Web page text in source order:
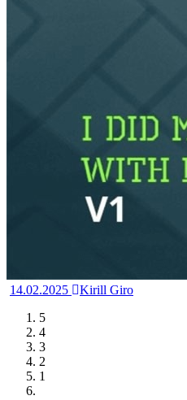
14.02.2025
Kirill Giro
5
4
3
2
1